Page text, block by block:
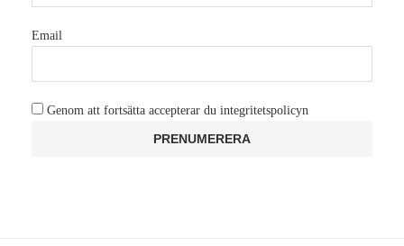
Email
Genom att fortsätta accepterar du integritetspolicyn